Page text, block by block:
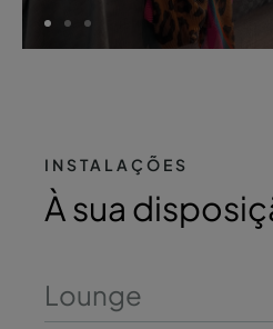
INSTALAÇÕES
À sua
Lounge